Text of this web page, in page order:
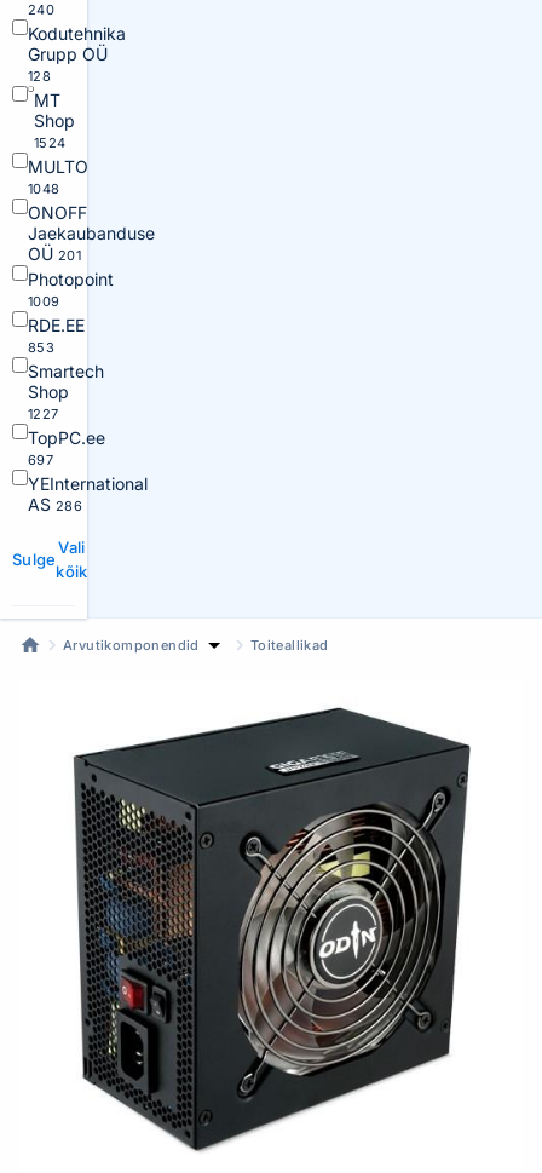
240
Kodutehnika
Grupp OÜ
128
MT
Shop
1524
MULTO
1048
ONOFF
Jaekaubanduse
OÜ 201
Photopoint
1009
RDE.EE
853
Smartech
Shop
1227
TopPC.ee
697
YEInternational
AS 286
Sulge
Vali
kõik
Arvutikomponendid Toiteallikad